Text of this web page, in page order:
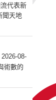
代表新
聞天地
2026-08-
術數的